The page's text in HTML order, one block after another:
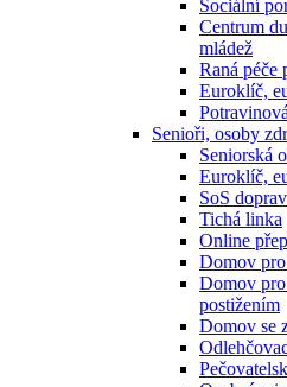
Sociální
Centrum
mládež
Raná péče
Euroklíč,
Senioři, osoby
Seniorská
Euroklíč,
SoS
Tichá linka
Online
Domov
Domov
postižením
Domov se